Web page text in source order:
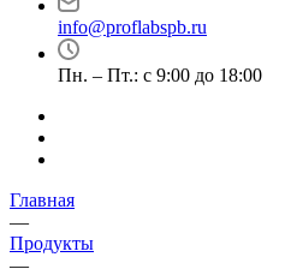
info@proflabspb.ru
Пн. – Пт.: с 9:00 до 18:00
Главная
—
Продукты
—